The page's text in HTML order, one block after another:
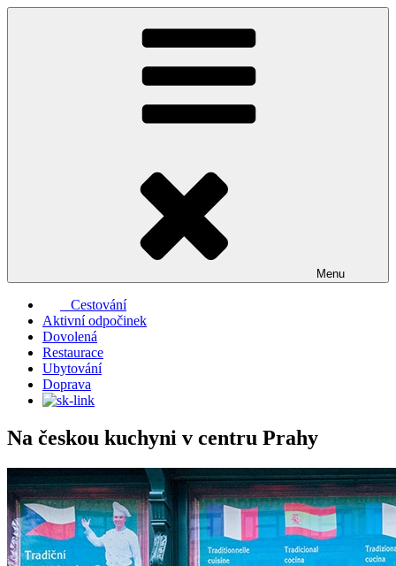
Přejít
Menu
Cestování
Aktivní odpočinek
Dovolená
Restaurace
Ubytování
Doprava
Na českou kuchyni v centru Prahy